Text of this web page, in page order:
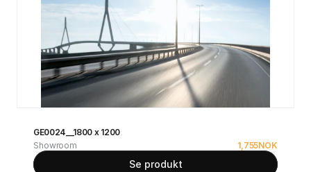
GE0024__1800 x 1200
Showroom
1,755NOK
Se produkt